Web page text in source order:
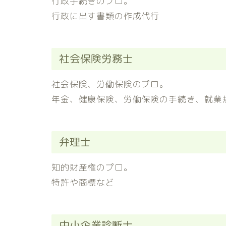
行政に出す書類の作成代行
社会保険労務士
社会保険、労働保険のプロ。
年金、健康保険、労働保険の手続き、就業
弁理士
知的財産権のプロ。
特許や商標など